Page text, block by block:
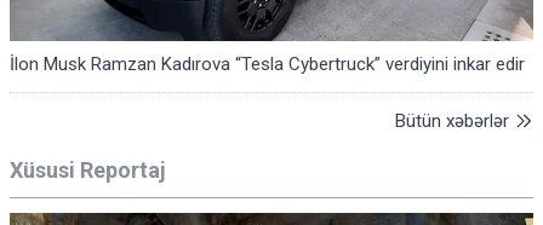
İlon Musk Ramzan Kadırova “Tesla Cybertruck” verdiyini inkar edir
Bütün xəbərlər
Xüsusi Reportaj